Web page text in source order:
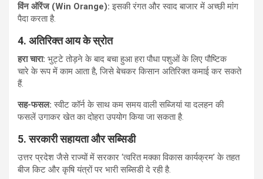
विंन ऑरेंज (Win Orange):इसकी रंगत और स्वाद बाजार में अच्छी मांग
पैदा करता है.
4. अतिरिक्त आय के स्रोत
हरा चारा: भुट्टे तोड़ने के बाद बचा हुआ हरा पौधा पशुओं के लिए पौष्टिक
चारे के रूप में काम आता है, जिसे बेचकर किसान अतिरिक्त कमाई कर सकते
हैं.
सह-फसल:स्वीट कॉर्न के साथ कम समय वाली सब्जियां या दलहन की
फसलें उगाकर खेत का दोहरा उपयोग किया जा सकता है.
5. सरकारी सहायता और सब्सिडी
उत्तर प्रदेश जैसे राज्यों में सरकार ‘त्वरित मक्का विकास कार्यक्रम’ के तहत
बीज किट और कृषि यंत्रों पर भारी सब्सिडी दे रही है.